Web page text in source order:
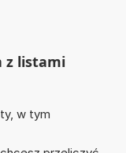
z listami
w tym